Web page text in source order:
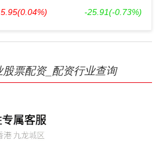
5.95(0.04%) -25.91(-0.73%)
票配资_配资行业查询